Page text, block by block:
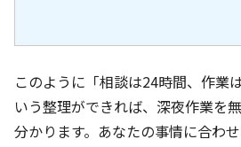
このように「相談は24時間、作業
いう整理ができれば、深夜作業を
分かります。あなたの事情に合わ